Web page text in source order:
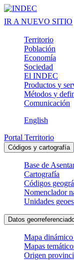
IR A NUEVO SITIO
Territorio
Población
Economía
Sociedad
El INDEC
Productos y
Métodos y
Comunicación
English
Portal Territorio
Códigos y cartografía
Base de
Cartografía
Códigos
Nomenclador
Unidades
Datos
Mapa
Mapas
Origen